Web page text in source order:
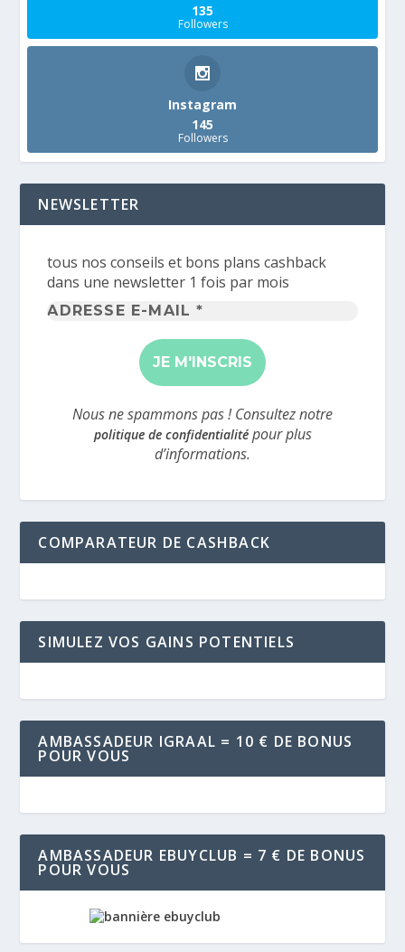
135
Followers
Instagram
145
Followers
NEWSLETTER
tous nos conseils et bons plans cashback
dans une newsletter 1 fois par mois
Adresse
mail
*
Nous ne spammons pas ! Consultez notre
politique de confidentialitépour plus
d’informations.
COMPARATEUR DE CASHBACK
SIMULEZ VOS GAINS POTENTIELS
AMBASSADEUR IGRAAL = 10 € DE BONUS
POUR VOUS
AMBASSADEUR EBUYCLUB = 7 € DE BONUS
POUR VOUS